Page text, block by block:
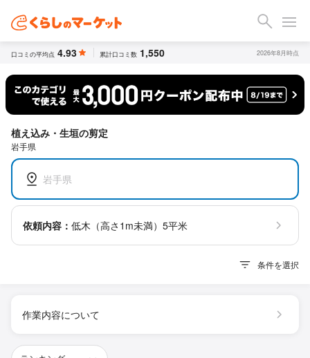
口コミの平均点 4.93 累計口コミ数 1,550 2026年8月時点
植え込み・生垣の剪定
岩手県
岩手県
依頼内容： 低木（高さ1m未満）5平米
条件を選択
作業内容について